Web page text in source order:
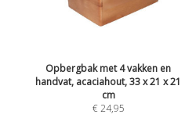
Opbergbak met 4 vakken en
handvat, acaciahout, 33 x 21 x 21
cm
€24,95